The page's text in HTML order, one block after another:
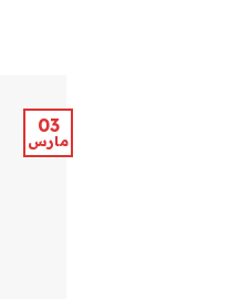
03
مارس